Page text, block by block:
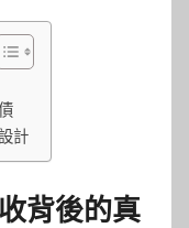
計
背後的真